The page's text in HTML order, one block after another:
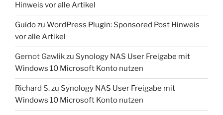
Hinweis vor alle Artikel
Guidozu WordPress Plugin: Sponsored Post Hinweis
vor alle Artikel
Gernot Gawlikzu Synology NAS User Freigabe mit
Windows 10 Microsoft Konto nutzen
Richard S.zu Synology NAS User Freigabe mit
Windows 10 Microsoft Konto nutzen